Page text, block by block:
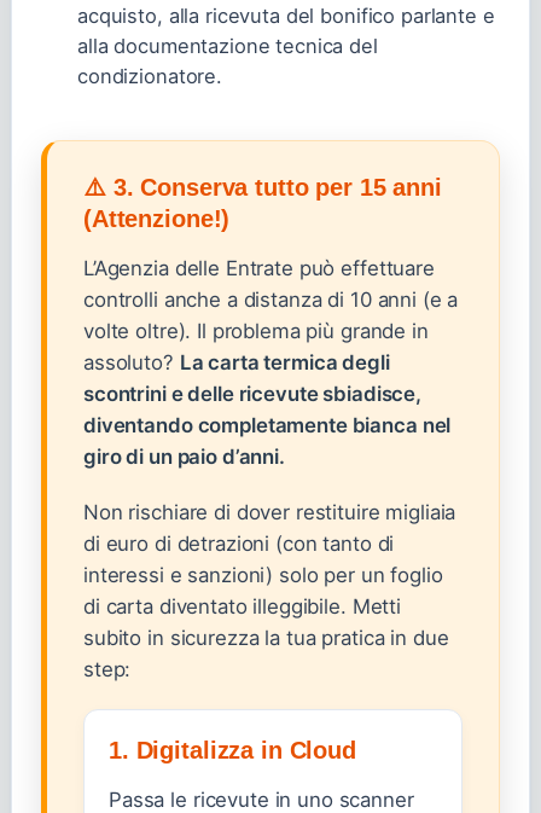
acquisto, alla ricevuta del bonifico parlante e
alla documentazione tecnica del
condizionatore.
⚠️ 3. Conserva tutto per 15 anni
(Attenzione!)
L’Agenzia delle Entrate può effettuare
controlli anche a distanza di 10 anni (e a
volte oltre). Il problema più grande in
assoluto? La carta termica degli
scontrini e delle ricevute sbiadisce,
diventando completamente bianca nel
giro di un paio d’anni.
Non rischiare di dover restituire migliaia
di euro di detrazioni (con tanto di
interessi e sanzioni) solo per un foglio
di carta diventato illeggibile. Metti
subito in sicurezza la tua pratica in due
step:
1. Digitalizza in Cloud
Passa le ricevute in uno scanner